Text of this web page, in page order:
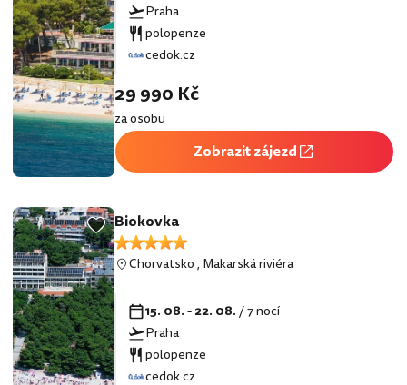
Praha
polopenze
cedok.cz
29 990 Kč
za osobu
Zobrazit zájezd
Biokovka
Chorvatsko, Makarská riviéra
15. 08. - 22. 08./ 7 nocí
Praha
polopenze
cedok.cz